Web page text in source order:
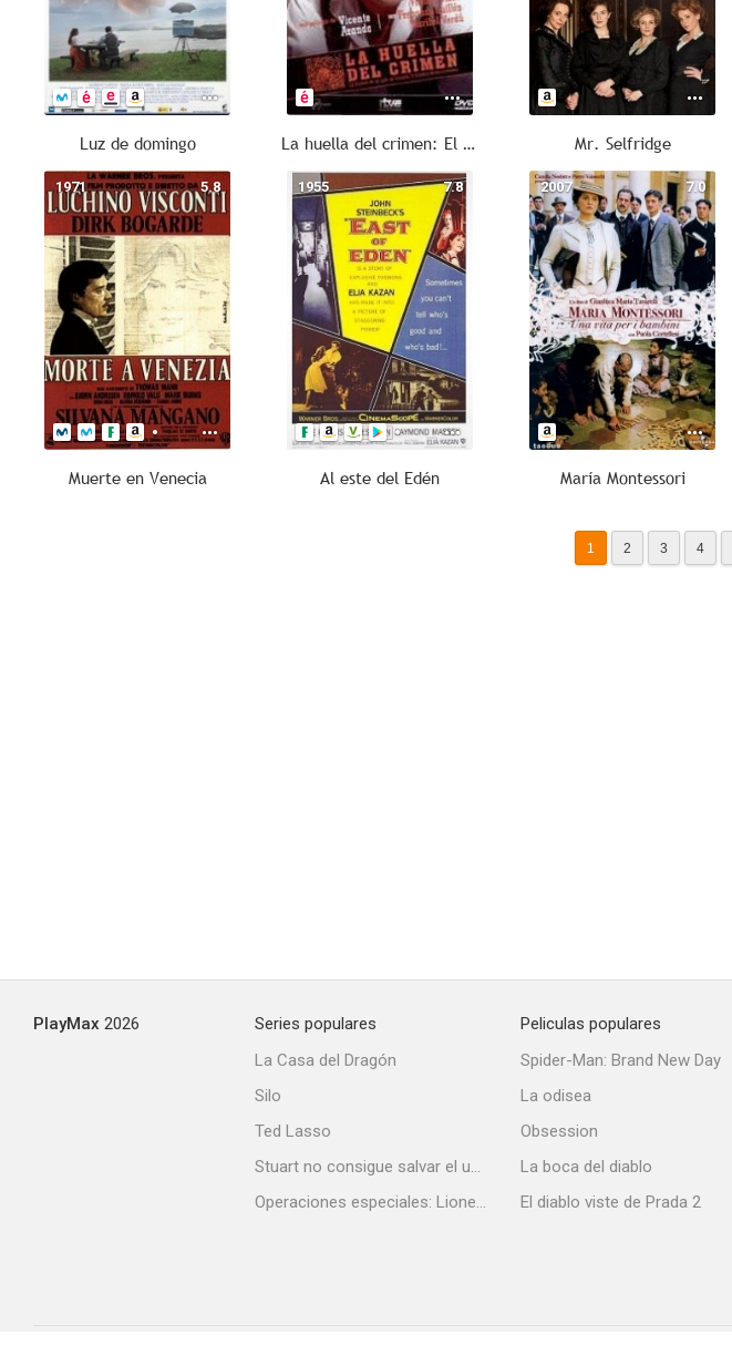
Luz de domingo La huella del crimen: El crimen del Capitán Sánchez Mr. Selfridge
5.8
1971
Muerte en Venecia
7.8
1955
Al este del Edén
7.0
2007
María Montessori
1 2 3 4
PlayMax 2026
Series populares
La Casa del Dragón
Silo
Ted Lasso
Stuart no consigue salvar el universo
Operaciones especiales: Lioness
Peliculas populares
Spider-Man: Brand New Day
La odisea
Obsession
La boca del diablo
El diablo viste de Prada 2